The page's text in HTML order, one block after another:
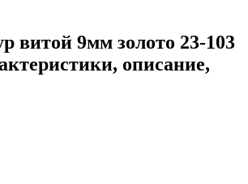
витой 9мм золото 23-103
описание,